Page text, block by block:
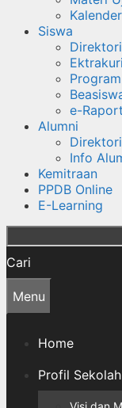
Siswa
e-Raport
Alumni
Info
Kemitraan
PPDB Online
E-Learning
Cari
Menu
Home
Profil Sekolah